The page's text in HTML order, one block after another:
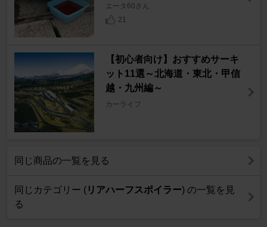
エータ60さん
21
【初心者向け】おすすめサーキ
ット11選～北海道・東北・甲信
越・九州編～
カーライフ
同じ商品の一覧を見る
同じカテゴリー ( リアハーフスポイラー) の一覧を見
る